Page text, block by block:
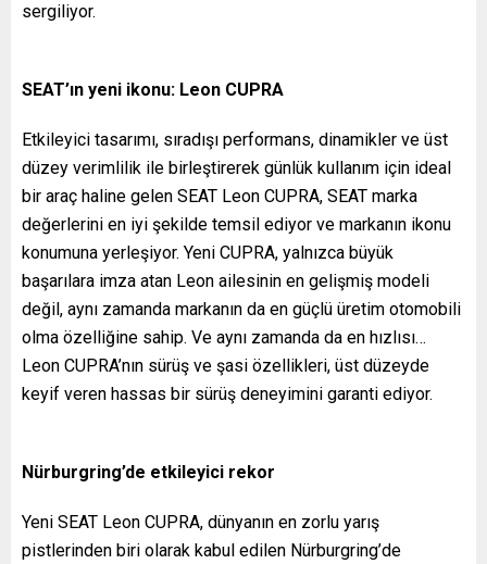
sergiliyor.
SEAT’ın yeni ikonu: Leon CUPRA
Etkileyici tasarımı, sıradışı performans, dinamikler ve üst
düzey verimlilik ile birleştirerek günlük kullanım için ideal
bir araç haline gelen SEAT Leon CUPRA, SEAT marka
değerlerini en iyi şekilde temsil ediyor ve markanın ikonu
konumuna yerleşiyor. Yeni CUPRA, yalnızca büyük
başarılara imza atan Leon ailesinin en gelişmiş modeli
değil, aynı zamanda markanın da en güçlü üretim otomobili
olma özelliğine sahip. Ve aynı zamanda da en hızlısı…
Leon CUPRA’nın sürüş ve şasi özellikleri, üst düzeyde
keyif veren hassas bir sürüş deneyimini garanti ediyor.
Nürburgring’de etkileyici rekor
Yeni SEAT Leon CUPRA, dünyanın en zorlu yarış
pistlerinden biri olarak kabul edilen Nürburgring’de